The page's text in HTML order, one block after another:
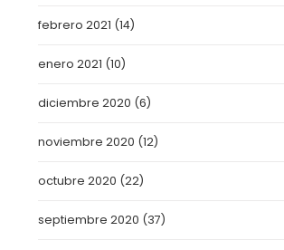
febrero 2021 (14)
enero 2021 (10)
diciembre 2020 (6)
noviembre 2020 (12)
octubre 2020 (22)
septiembre 2020 (37)